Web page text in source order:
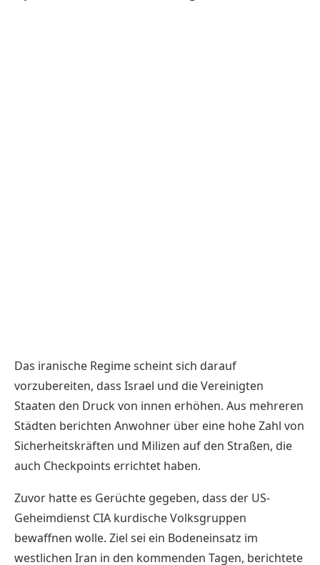
Das iranische Regime scheint sich darauf
vorzubereiten, dass Israel und die Vereinigten
Staaten den Druck von innen erhöhen. Aus mehreren
Städten berichten Anwohner über eine hohe Zahl von
Sicherheitskräften und Milizen auf den Straßen, die
auch Checkpoints errichtet haben.
Zuvor hatte es Gerüchte gegeben, dass der US-
Geheimdienst CIA kurdische Volksgruppen
bewaffnen wolle. Ziel sei ein Bodeneinsatz im
westlichen Iran in den kommenden Tagen, berichtete